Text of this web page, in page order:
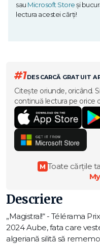
sau Microsoft Storeși
lectura acestei cărți!
#1DESCARCĂ GRATUIT
Citește oriunde, oricând.
continuă lectura pe orice
M Toate cărțile
Descriere
„Magistral!“ - Télérama
2024 Aube, fata care
algeriană silită să